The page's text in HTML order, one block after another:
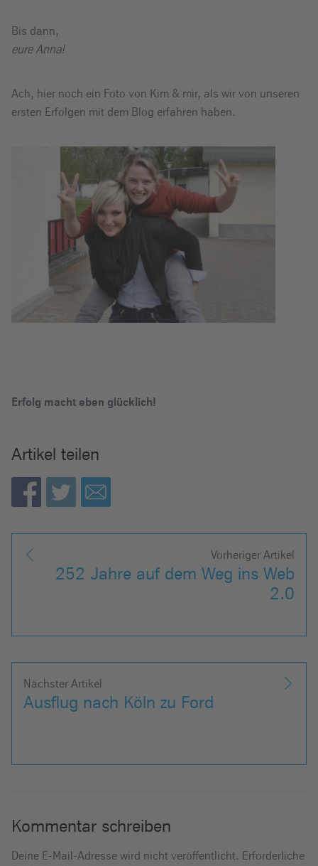
Bis dann,
eure Anna!
Ach, hier noch ein Foto von Kim & mir, als wir von unseren
ersten Erfolgen mit dem Blog erfahren haben.
Erfolg macht eben glücklich!
Artikel teilen
Vorheriger Artikel
252 Jahre auf dem Weg ins Web
2.0
Nächster Artikel
Ausflug nach Köln zu Ford
Kommentar schreiben
Deine E-Mail-Adresse wird nicht veröffentlicht. Erforderliche